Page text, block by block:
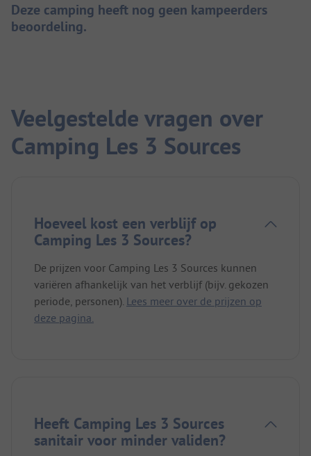
Deze camping heeft nog geen kampeerders
beoordeling.
Veelgestelde vragen over
Camping Les 3 Sources
Hoeveel kost een verblijf op
Camping Les 3 Sources?
De prijzen voor Camping Les 3 Sources kunnen
variëren afhankelijk van het verblijf (bijv. gekozen
periode, personen). Lees meer over de prijzen op
deze pagina.
Heeft Camping Les 3 Sources
sanitair voor minder validen?